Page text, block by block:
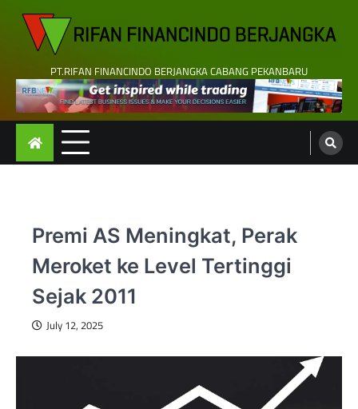
content
PT.RIFAN FINANCINDO BERJANGKA CABANG PEKANBARU
Premi AS Meningkat, Perak
Meroket ke Level Tertinggi
Sejak 2011
July 12, 2025